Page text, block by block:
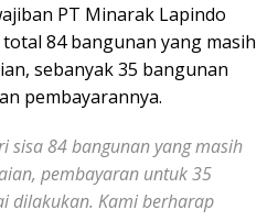
PT Minarak Lapindo
84 bangunan yang masih
sebanyak 35 bangunan
pembayarannya.
sisa 84 bangunan yang masih
pembayaran untuk 35
dilakukan. Kami berharap